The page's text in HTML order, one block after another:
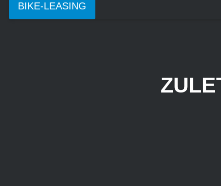
BIKE-LEASING